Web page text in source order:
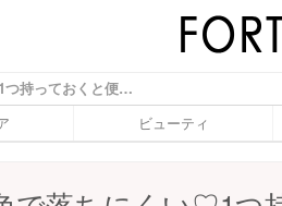
高発色で落ちにくい♡1つ持っておくと便利な優秀【プチプラ口紅】5選を紹介♡ - ふぉーちゅん(FORTUNE)
ビューティ